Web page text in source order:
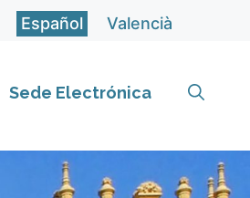
Español Valencià
Sede Electrónica